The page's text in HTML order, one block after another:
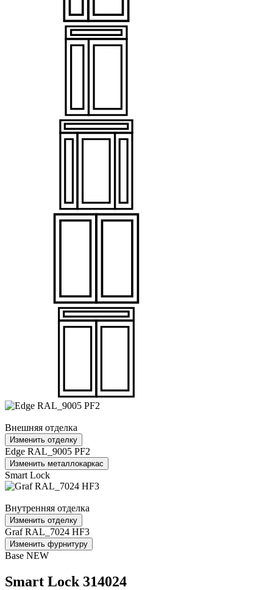
Внешняя отделка
Изменить отделку
Edge RAL_9005 PF2
Изменить металлокаркас
Smart Lock
Внутренняя отделка
Изменить отделку
Graf RAL_7024 HF3
Изменить фурнитуру
Base NEW
Smart Lock 314024